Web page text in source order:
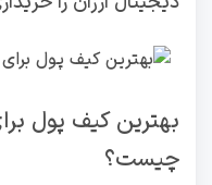
بهترین کیف پول
چیست؟